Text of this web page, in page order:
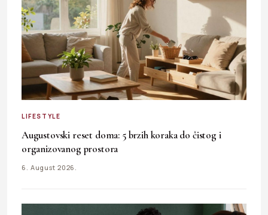
LIFESTYLE
Augustovski reset doma: 5 brzih koraka do čistog i
organizovanog prostora
6. August 2026.